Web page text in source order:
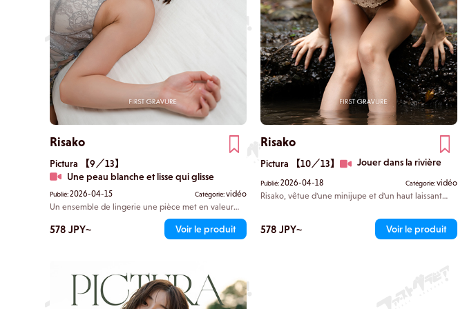
Risako
Pictura 【9／13】
Une peau blanche et lisse qui glisse
Publié:2026-04-15 Catégorie:vidéo
Un ensemble de lingerie une pièce met en valeur
ses proportions souples. Sur le lit, Risako fait glisser la
courbe brillante qui va du renflement de ses fesses
jusqu'à la pointe de ses talons aiguilles sur les draps
578 JPY~ Voir le produit
Risako
Pictura 【10／13】 Jouer dans la rivière
Publié:2026-04-18 Catégorie:vidéo
Risako, vêtue d'une minijupe et d'un haut laissant
aux alentours. « Alors, je suis mignonne ? », dit-elle
avec un sourire en retirant sa jupe et en trempant ses
578 JPY~ Voir le produit